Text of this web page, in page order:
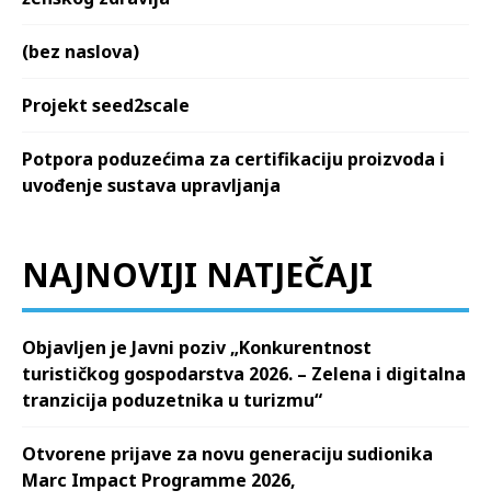
(bez naslova)
Projekt seed2scale
Potpora poduzećima za certifikaciju proizvoda i
uvođenje sustava upravljanja
NAJNOVIJI NATJEČAJI
Objavljen je Javni poziv „Konkurentnost
turističkog gospodarstva 2026. – Zelena i digitalna
tranzicija poduzetnika u turizmu“
Otvorene prijave za novu generaciju sudionika
Marc Impact Programme 2026,